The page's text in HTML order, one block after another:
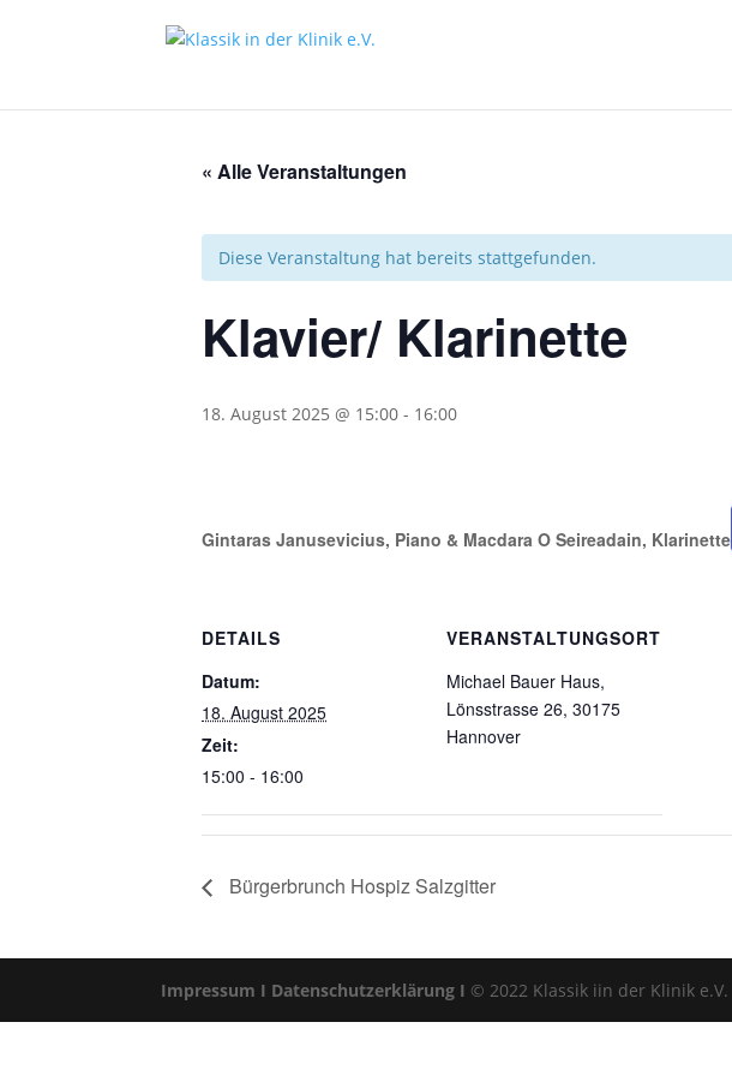
« Alle Veranstaltungen
Diese Veranstaltung hat bereits stattgefunden.
Klavier/ Klarinette
18. August 2025 @ 15:00 - 16:00
Gintaras Janusevicius, Piano & Macdara O Seireadain, Klarinette
DETAILS
Datum:
18. August 2025
Zeit:
15:00 - 16:00
VERANSTALTUNGSORT
Michael Bauer Haus,
Lönsstrasse 26, 30175
Hannover
Bürgerbrunch Hospiz Salzgitter
Impressum I Datenschutzerklärung I © 2022 Klassik iin der Klinik e.V.